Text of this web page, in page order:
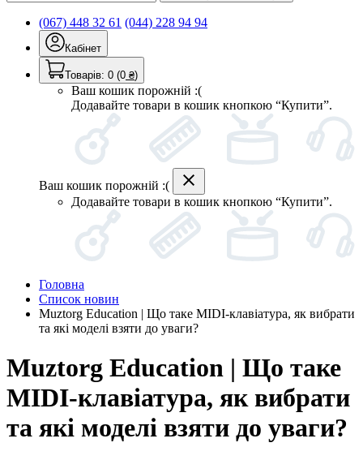
(067) 448 32 61 (044) 228 94 94
Кабінет
Товарів: 0 (0 ₴)
Ваш кошик порожній :(
Додавайте товари в кошик кнопкою “Купити”.
Ваш кошик порожній :(
Додавайте товари в кошик кнопкою “Купити”.
Головна
Список новин
Muztorg Education | Що таке MIDI-клавіатура, як вибрати
та які моделі взяти до уваги?
Muztorg Education | Що таке
MIDI-клавіатура, як вибрати
та які моделі взяти до уваги?